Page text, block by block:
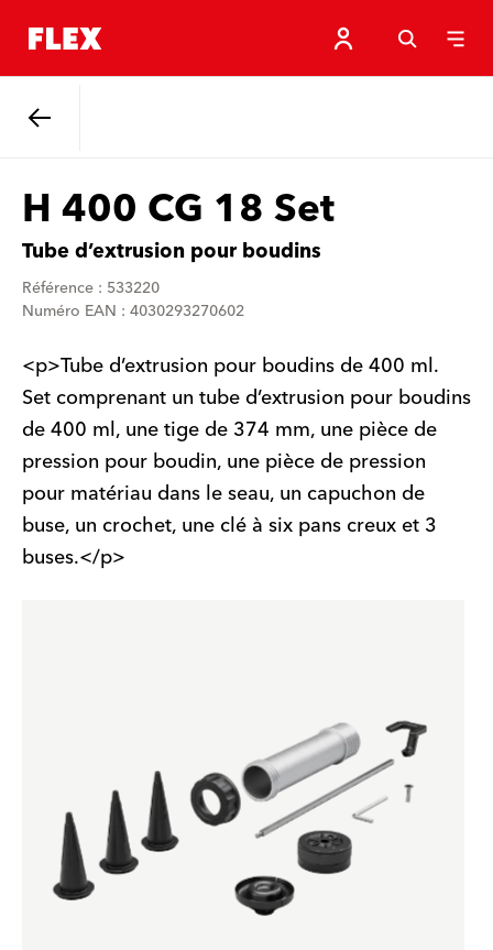
H 400 CG 18 Set
Tube d’extrusion pour boudins
Référence : 533220
Numéro EAN : 4030293270602
<p>Tube d’extrusion pour boudins de 400 ml.
Set comprenant un tube d’extrusion pour boudins
de 400 ml, une tige de 374 mm, une pièce de
pression pour boudin, une pièce de pression
pour matériau dans le seau, un capuchon de
buse, un crochet, une clé à six pans creux et 3
buses.</p>